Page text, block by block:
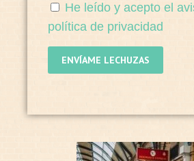
He leído y acepto el
política de privacidad